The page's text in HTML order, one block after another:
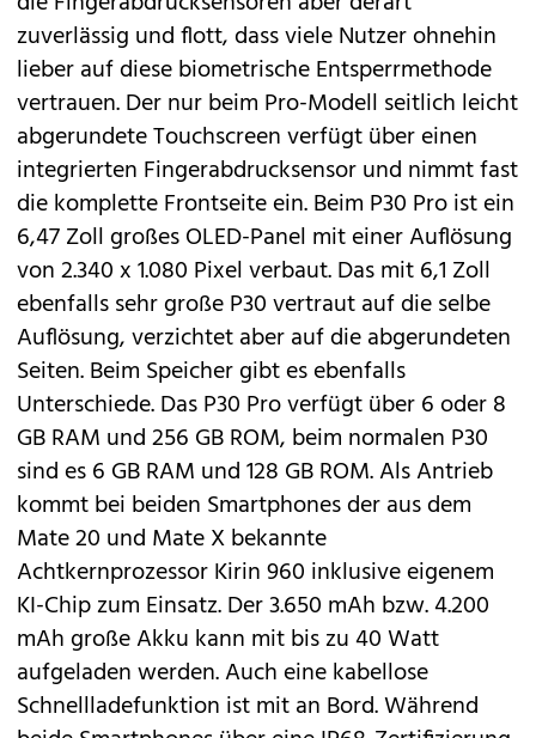
zuverlässig und flott, dass viele Nutzer ohnehin
lieber auf diese biometrische Entsperrmethode
vertrauen. Der nur beim Pro-Modell seitlich leicht
abgerundete Touchscreen verfügt über einen
integrierten Fingerabdrucksensor und nimmt fast
die komplette Frontseite ein. Beim P30 Pro ist ein
6,47 Zoll großes OLED-Panel mit einer Auflösung
von 2.340 x 1.080 Pixel verbaut. Das mit 6,1 Zoll
ebenfalls sehr große P30 vertraut auf die selbe
Auflösung, verzichtet aber auf die abgerundeten
Seiten. Beim Speicher gibt es ebenfalls
Unterschiede. Das P30 Pro verfügt über 6 oder 8
GB RAM und 256 GB ROM, beim normalen P30
sind es 6 GB RAM und 128 GB ROM. Als Antrieb
kommt bei beiden Smartphones der aus dem
Mate 20 und Mate Xbekannte
Achtkernprozessor Kirin 960 inklusive eigenem
KI-Chip zum Einsatz. Der 3.650 mAh bzw. 4.200
mAh große Akku kann mit bis zu 40 Watt
aufgeladen werden. Auch eine kabellose
Schnellladefunktion ist mit an Bord. Während